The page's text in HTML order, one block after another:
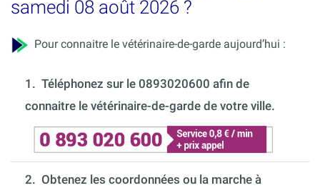
samedi 08 août 2026 ?
Pour connaitre le vétérinaire-de-garde aujourd’hui :
1. Téléphonez sur le 0893020600 afin de
connaitre le vétérinaire-de-garde de votre ville.
2. Obtenez les coordonnées ou la marche à